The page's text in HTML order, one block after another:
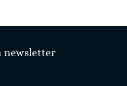
newsletter